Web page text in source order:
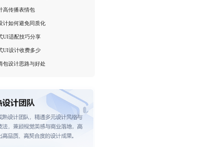
高传播表情包
计如何避免同质化
UI适配技巧分享
UI设计收费多少
包设计思路与好处